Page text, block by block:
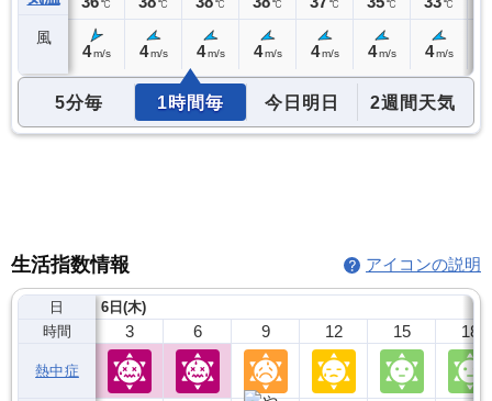
風
℃ ℃
4 m/s
℃
4 m/s
℃
4 m/s
℃
4 m/s
℃
4 m/s
℃
4 m/s
℃
4 m/s
5分毎 1時間毎 今日明日 2週間天気
生活指数情報 アイコンの説明
日
時間
熱中症
6日(木)
3 6 9 12 15 18